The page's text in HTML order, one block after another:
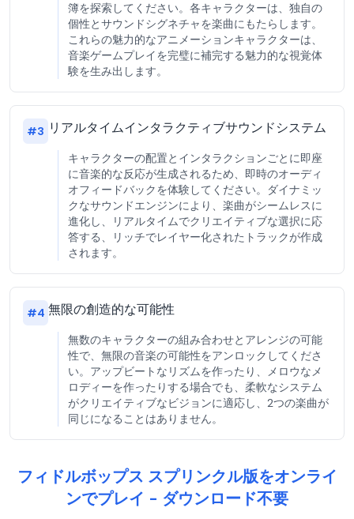
簿を探索してください。各キャラクターは、独自の
個性とサウンドシグネチャを楽曲にもたらします。
これらの魅力的なアニメーションキャラクターは、
音楽ゲームプレイを完璧に補完する魅力的な視覚体
験を生み出します。
#3 リアルタイムインタラクティブサウンドシステム
キャラクターの配置とインタラクションごとに即座
に音楽的な反応が生成されるため、即時のオーディ
オフィードバックを体験してください。ダイナミッ
クなサウンドエンジンにより、楽曲がシームレスに
進化し、リアルタイムでクリエイティブな選択に応
答する、リッチでレイヤー化されたトラックが作成
されます。
#4 無限の創造的な可能性
無数のキャラクターの組み合わせとアレンジの可能
性で、無限の音楽の可能性をアンロックしてくださ
い。アップビートなリズムを作ったり、メロウなメ
ロディーを作ったりする場合でも、柔軟なシステム
がクリエイティブなビジョンに適応し、2つの楽曲が
同じになることはありません。
フィドルボップス スプリンクル版をオンライ
ンでプレイ - ダウンロード不要